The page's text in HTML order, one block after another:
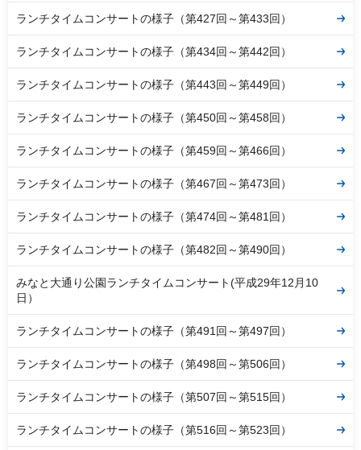
ランチタイムコンサートの様子（第427回～第433回）
ランチタイムコンサートの様子（第434回～第442回）
ランチタイムコンサートの様子（第443回～第449回）
ランチタイムコンサートの様子（第450回～第458回）
ランチタイムコンサートの様子（第459回～第466回）
ランチタイムコンサートの様子（第467回～第473回）
ランチタイムコンサートの様子（第474回～第481回）
ランチタイムコンサートの様子（第482回～第490回）
みなと大通り公園ランチタイムコンサート(平成29年12月10
日）
ランチタイムコンサートの様子（第491回～第497回）
ランチタイムコンサートの様子（第498回～第506回）
ランチタイムコンサートの様子（第507回～第515回）
ランチタイムコンサートの様子（第516回～第523回）